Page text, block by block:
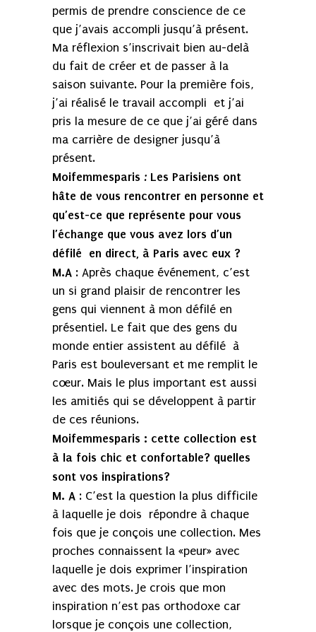
permis de prendre conscience de ce
que j’avais accompli jusqu’à présent.
Ma réflexion s’inscrivait bien au-delà
du fait de créer et de passer à la
saison suivante. Pour la première fois,
j’ai réalisé le travail accompli et j’ai
pris la mesure de ce que j’ai géré dans
ma carrière de designer jusqu’à
présent.
Moifemmesparis : Les Parisiens ont
hâte de vous rencontrer en personne et
qu’est-ce que représente pour vous
l’échange que vous avez lors d’un
défilé en direct, à Paris avec eux ?
M.A : Après chaque événement, c’est
un si grand plaisir de rencontrer les
gens qui viennent à mon défilé en
présentiel. Le fait que des gens du
monde entier assistent au défilé à
Paris est bouleversant et me remplit le
cœur. Mais le plus important est aussi
les amitiés qui se développent à partir
de ces réunions.
Moifemmesparis : cette collection est
à la fois chic et confortable? quelles
sont vos inspirations?
M. A : C’est la question la plus difficile
à laquelle je dois répondre à chaque
fois que je conçois une collection. Mes
proches connaissent la «peur» avec
laquelle je dois exprimer l’inspiration
avec des mots. Je crois que mon
inspiration n’est pas orthodoxe car
lorsque je conçois une collection,